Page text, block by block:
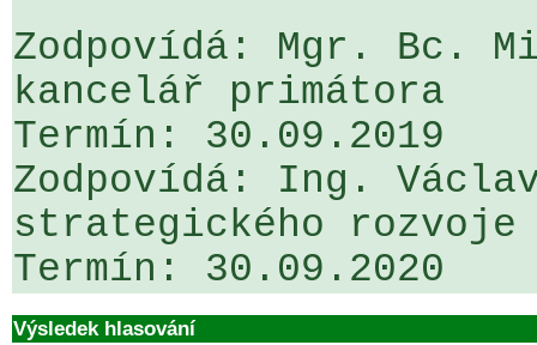
Zodpovídá: Mgr. Bc.
kancelář primátora
Termín: 30.09.2019
Zodpovídá: Ing.
strategického rozvoje
Výsledek hlasování